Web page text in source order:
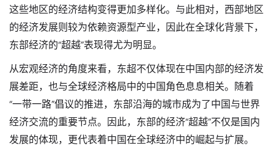
这些地区的经济结构变得更加多样化。与此相对，西部地区
的经济发展则较为依赖资源型产业，因此在全球化背景下，
东部经济的“超越”表现得尤为明显。
从宏观经济的角度来看，东超不仅体现在中国内部的经济发
展差距，也与全球经济格局中的中国角色息息相关。随着
“一带一路”倡议的推进，东部沿海的城市成为了中国与世界
经济交流的重要节点。因此，东部的经济“超越”不仅是国内
发展的体现，更代表着中国在全球经济中的崛起与扩展。